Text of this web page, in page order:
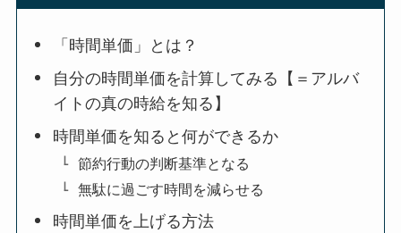
「時間単価」とは？
自分の時間単価を計算してみる【＝アルバ
イトの真の時給を知る】
時間単価を知ると何ができるか
節約行動の判断基準となる
無駄に過ごす時間を減らせる
時間単価を上げる方法